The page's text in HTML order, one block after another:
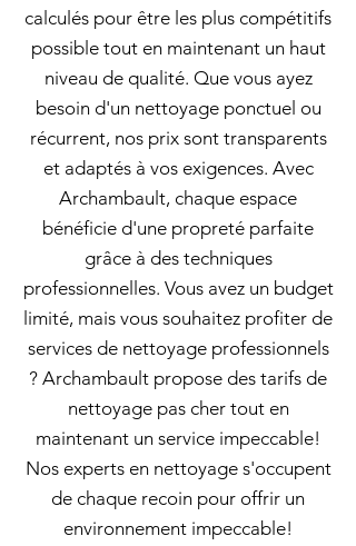
calculés pour être les plus compétitifs
possible tout en maintenant un haut
niveau de qualité. Que vous ayez
besoin d'un nettoyage ponctuel ou
récurrent, nos prix sont transparents
et adaptés à vos exigences. Avec
Archambault, chaque espace
bénéficie d'une propreté parfaite
grâce à des techniques
professionnelles. Vous avez un budget
limité, mais vous souhaitez profiter de
services de nettoyage professionnels
? Archambault propose des tarifs de
nettoyage pas cher tout en
maintenant un service impeccable!
Nos experts en nettoyage s'occupent
de chaque recoin pour offrir un
environnement impeccable!